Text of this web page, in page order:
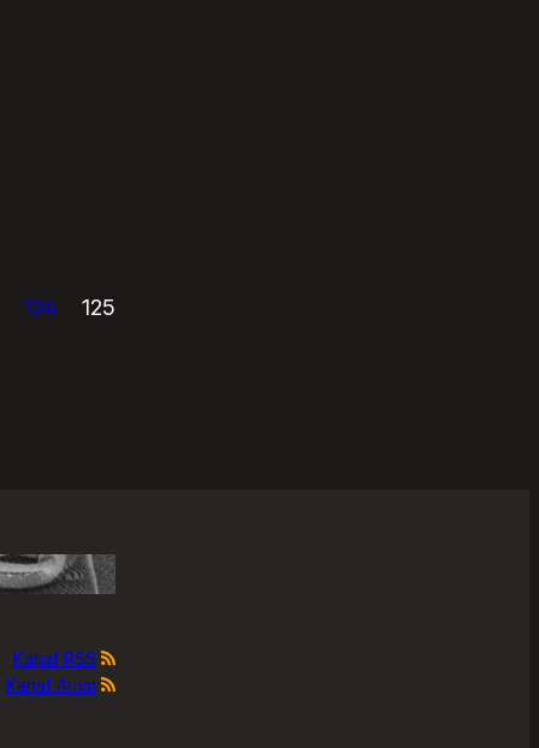
124 125
Kanał RSS
Kanał Atom